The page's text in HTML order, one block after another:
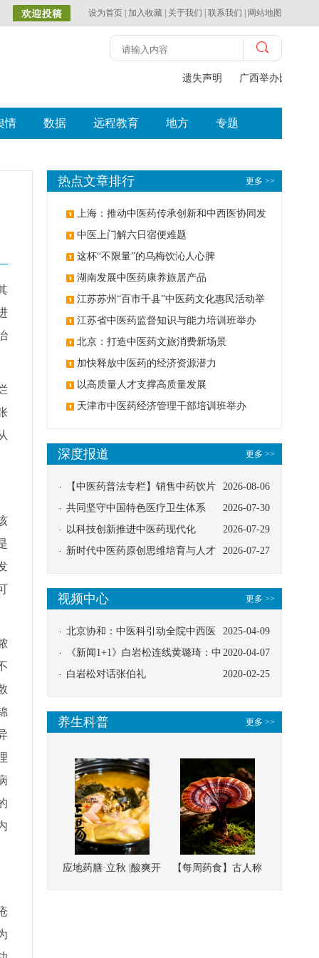
设为首页 加入收藏 关于我们 联系我们 网站地图
遗失声明 广西举办比赛探索
情 数据 远程教育 地方 专题
更多 >>
热点文章排行
上海：推动中医药传承创新和中西医协同发
展 中医上门解六日宿便难题
这杯“不限量”的乌梅饮沁人心脾
湖南发展中医药康养旅居产品
江苏苏州“百市千县”中医药文化惠民活动举
办 江苏省中医药监督知识与能力培训班举办
北京：打造中医药文旅消费新场景
加快释放中医药的经济资源潜力
以高质量人才支撑高质量发展
天津市中医药经济管理干部培训班举办
更多 >>
深度报道
2026-08-06
【中医药普法专栏】销售中药饮片
应告知煎服方法及注意事项
2026-07-30
共同坚守中国特色医疗卫生体系
2026-07-29
以科技创新推进中医药现代化
2026-07-27
新时代中医药原创思维培育与人才
更多 >>
视频中心
2025-04-09
北京协和：中医科引动全院中西医
协同
2020-04-07
《新闻1+1》白岩松连线黄璐琦：中
医救治的临床效果
2020-02-25
白岩松对话张伯礼
更多 >>
养生科普
应地药膳·立秋 |酸爽开
【每周药食】古人称